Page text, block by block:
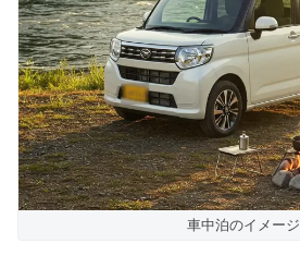
車中泊のイメージ